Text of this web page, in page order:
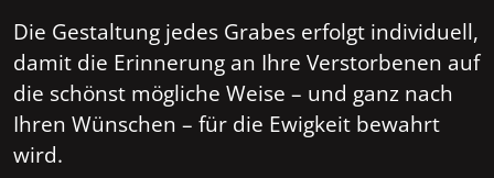
Die Gestaltung jedes Grabes erfolgt individuell,
damit die Erinnerung an Ihre Verstorbenen auf
die schönst mögliche Weise – und ganz nach
Ihren Wünschen – für die Ewigkeit bewahrt
wird.